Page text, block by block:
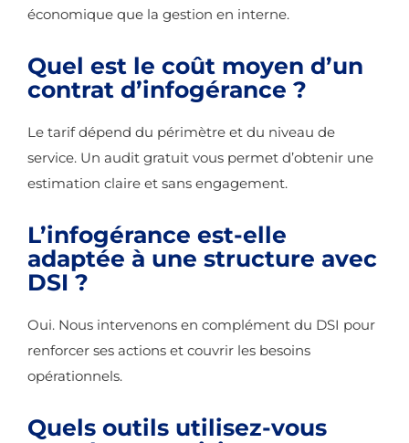
économique que la gestion en interne.
Quel est le coût moyen d’un
contrat d’infogérance ?
Le tarif dépend du périmètre et du niveau de
service. Un audit gratuit vous permet d’obtenir une
estimation claire et sans engagement.
L’infogérance est-elle
adaptée à une structure avec
DSI ?
Oui. Nous intervenons en complément du DSI pour
renforcer ses actions et couvrir les besoins
opérationnels.
Quels outils utilisez-vous